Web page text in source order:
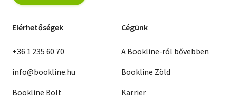
Elérhetőségek
+36 1 235 60 70
info@bookline.hu
Bookline Bolt
Cégünk
A Bookline-ról bővebben
Bookline Zöld
Karrier